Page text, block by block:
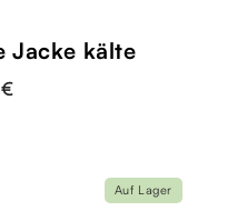
Jacke kälte
Auf Lager